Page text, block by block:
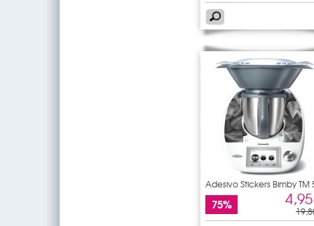
Adesivo Stickers Bimby TM
75%